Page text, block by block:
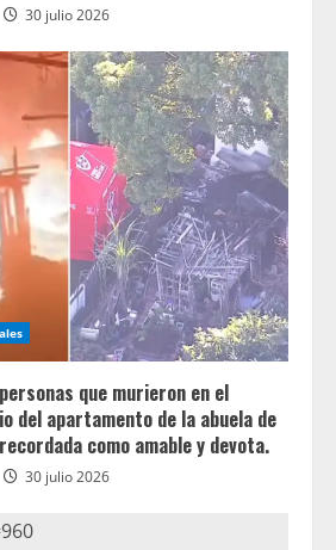
30 julio 2026
que murieron en el
del apartamento de la abuela de
como amable y devota.
30 julio 2026